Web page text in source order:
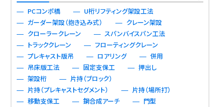
PCコンポ橋
U桁リフティング架設工法
ガーダー架設（抱き込み式）
クレーン架設
クローラークレーン
スパンバイスパン工法
トラッククレーン
フローティングクレーン
プレキャスト版吊
ロアリング
併用
吊床版工法
固定支保工
押出し
架設桁
片持（ブロック）
片持（プレキャストセグメント）
片持（場所打）
移動支保工
鋼合成アーチ
門型